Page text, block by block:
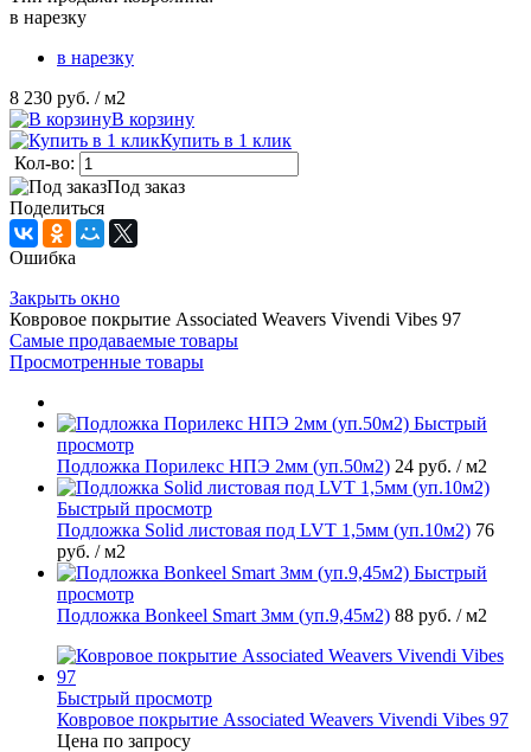
в нарезку
в нарезку
8 230 руб. / м2
В корзину
Купить в 1 клик
Кол-во:
Под заказ
Поделиться
Ошибка
Закрыть окно
Ковровое покрытие Associated Weavers Vivendi Vibes 97
Самые продаваемые товары
Просмотренные товары
Быстрый
просмотр
Подложка Порилекс НПЭ 2мм (уп.50м2) 24 руб. / м2
Быстрый просмотр
Подложка Solid листовая под LVT 1,5мм (уп.10м2) 76
руб. / м2
Быстрый
просмотр
Подложка Bonkeel Smart 3мм (уп.9,45м2) 88 руб. / м2
Быстрый просмотр
Ковровое покрытие Associated Weavers Vivendi Vibes 97
Цена по запросу